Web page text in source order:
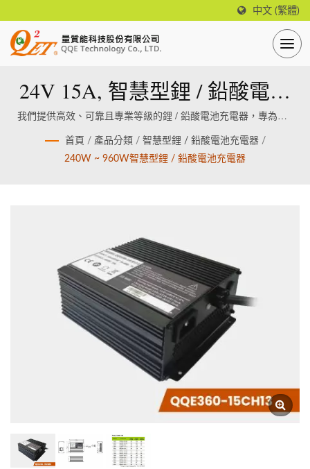
中文 (繁體)
24V 15A, 智慧型鋰 / 鉛酸電池
充電器 (有風扇、鐵殼)
我們提供高效、可靠且專業等級的鋰 / 鉛酸電池充電器，專為鋰 /
鉛酸電池設計製造。
首頁 / 產品分類 / 智慧型鋰 / 鉛酸電池充電器 /
240W ~ 960W智慧型鋰 / 鉛酸電池充電器